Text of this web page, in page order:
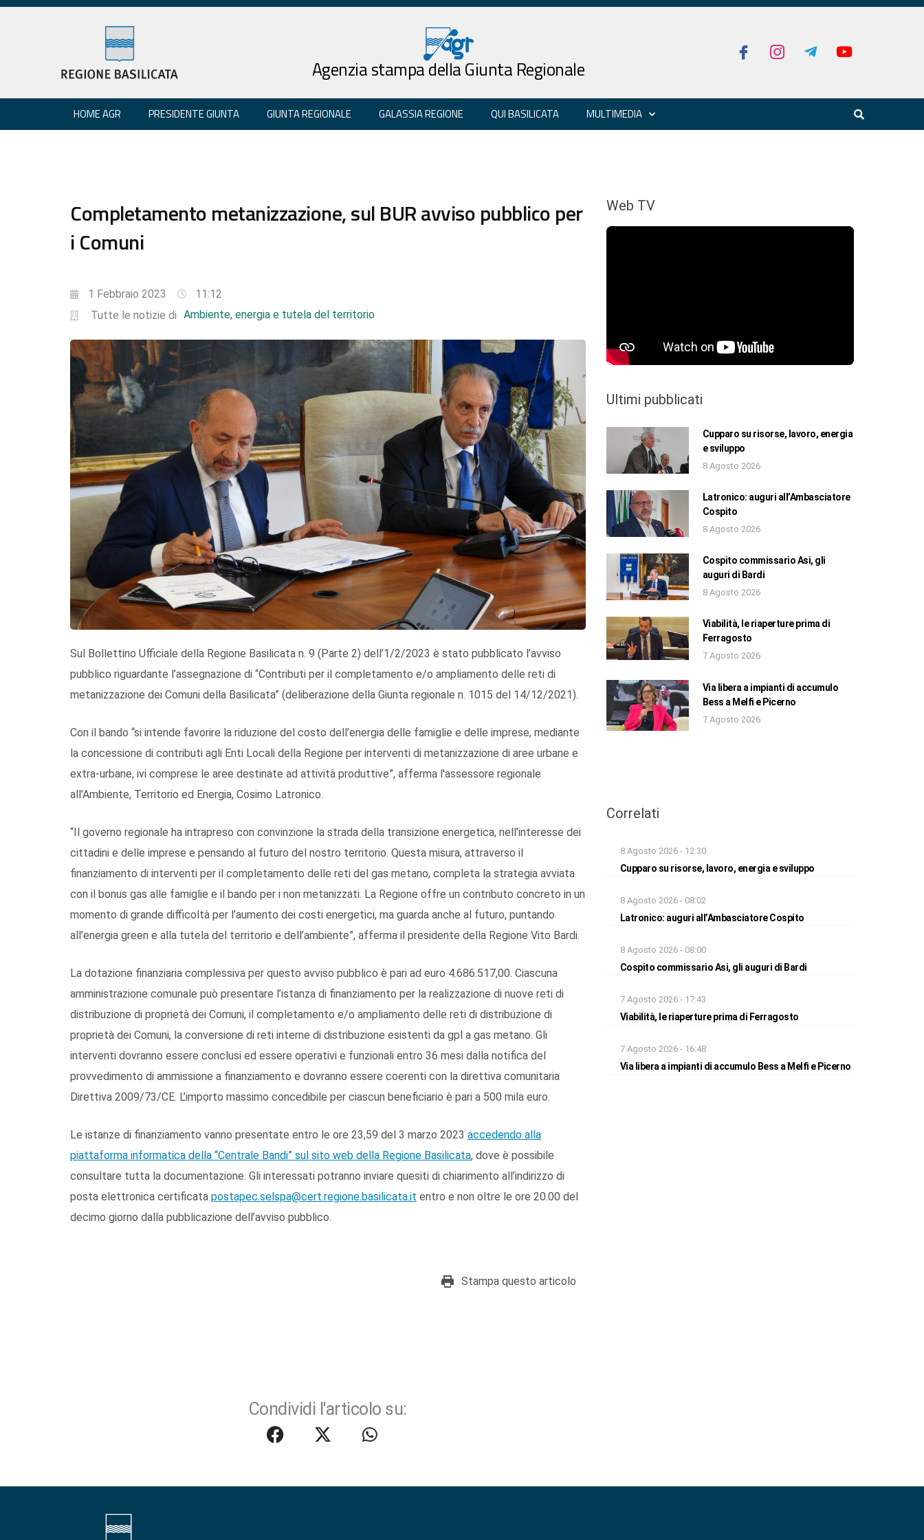
Agenzia stampa della Giunta Regionale
HOME AGR PRESIDENTE GIUNTA GIUNTA REGIONALE GALASSIA REGIONE QUI BASILICATA MULTIMEDIA
Completamento metanizzazione, sul BUR avviso pubblico per
i Comuni
1 Febbraio 2023
11:12
Tutte le notizie di Ambiente, energia e tutela del territorio
Sul Bollettino Ufficiale della Regione Basilicata n. 9 (Parte 2) dell’1/2/2023 è stato pubblicato l’avviso
pubblico riguardante l’assegnazione di “Contributi per il completamento e/o ampliamento delle reti di
metanizzazione dei Comuni della Basilicata” (deliberazione della Giunta regionale n. 1015 del 14/12/2021).
Con il bando “si intende favorire la riduzione del costo dell’energia delle famiglie e delle imprese, mediante
la concessione di contributi agli Enti Locali della Regione per interventi di metanizzazione di aree urbane e
extra-urbane, ivi comprese le aree destinate ad attività produttive”, afferma l'assessore regionale
all’Ambiente, Territorio ed Energia, Cosimo Latronico.
“Il governo regionale ha intrapreso con convinzione la strada della transizione energetica, nell’interesse dei
cittadini e delle imprese e pensando al futuro del nostro territorio. Questa misura, attraverso il
finanziamento di interventi per il completamento delle reti del gas metano, completa la strategia avviata
con il bonus gas alle famiglie e il bando per i non metanizzati. La Regione offre un contributo concreto in un
momento di grande difficoltà per l’aumento dei costi energetici, ma guarda anche al futuro, puntando
all’energia green e alla tutela del territorio e dell’ambiente”, afferma il presidente della Regione Vito Bardi.
La dotazione finanziaria complessiva per questo avviso pubblico è pari ad euro 4.686.517,00. Ciascuna
amministrazione comunale può presentare l’istanza di finanziamento per la realizzazione di nuove reti di
distribuzione di proprietà dei Comuni, il completamento e/o ampliamento delle reti di distribuzione di
proprietà dei Comuni, la conversione di reti interne di distribuzione esistenti da gpl a gas metano. Gli
interventi dovranno essere conclusi ed essere operativi e funzionali entro 36 mesi dalla notifica del
provvedimento di ammissione a finanziamento e dovranno essere coerenti con la direttiva comunitaria
Direttiva 2009/73/CE. L’importo massimo concedibile per ciascun beneficiario è pari a 500 mila euro.
Le istanze di finanziamento vanno presentate entro le ore 23,59 del 3 marzo 2023 accedendo alla
piattaforma informatica della “Centrale Bandi” sul sito web della Regione Basilicata, dove è possibile
consultare tutta la documentazione. Gli interessati potranno inviare quesiti di chiarimento all’indirizzo di
posta elettronica certificata postapec.selspa@cert.regione.basilicata.it entro e non oltre le ore 20.00 del
decimo giorno dalla pubblicazione dell’avviso pubblico.
Stampa questo articolo
Condividi l'articolo su:
Web TV
Ultimi pubblicati
Cupparo su risorse, lavoro, energia
e sviluppo
8 Agosto 2026
Latronico: auguri all’Ambasciatore
Cospito
8 Agosto 2026
Cospito commissario Asi, gli
auguri di Bardi
8 Agosto 2026
Viabilità, le riaperture prima di
Ferragosto
7 Agosto 2026
Via libera a impianti di accumulo
Bess a Melfi e Picerno
7 Agosto 2026
Correlati
8 Agosto 2026 - 12:30
Cupparo su risorse, lavoro, energia e sviluppo
8 Agosto 2026 - 08:02
Latronico: auguri all’Ambasciatore Cospito
8 Agosto 2026 - 08:00
Cospito commissario Asi, gli auguri di Bardi
7 Agosto 2026 - 17:43
Viabilità, le riaperture prima di Ferragosto
7 Agosto 2026 - 16:48
Via libera a impianti di accumulo Bess a Melfi e Picerno